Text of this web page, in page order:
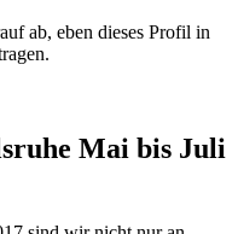
ab, eben dieses Profil in
Mai bis Juli